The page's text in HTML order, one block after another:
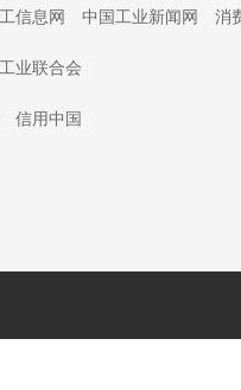
信息网 中国工业新闻网 消
业联合会
信用中国